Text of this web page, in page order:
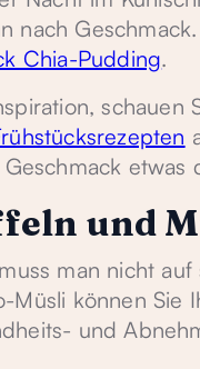
nach
Chia-Pudding.
schauen
etwas
und
man nicht
Müsli können Sie
und